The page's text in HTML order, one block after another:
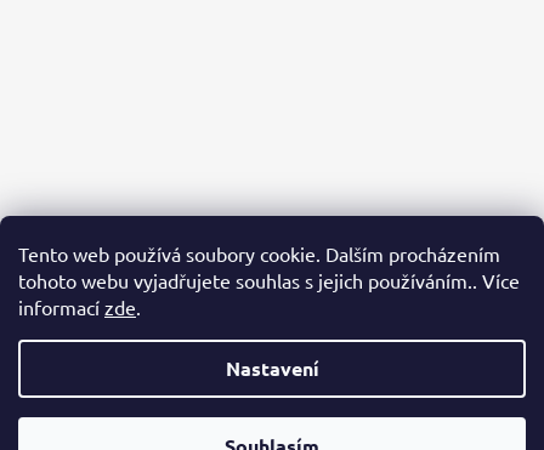
Tento web používá soubory cookie. Dalším procházením
tohoto webu vyjadřujete souhlas s jejich používáním.. Více
informací zde.
Nastavení